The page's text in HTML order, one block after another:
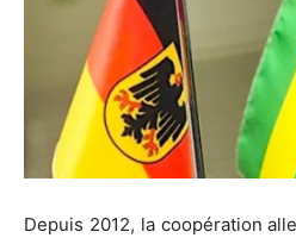
Depuis 2012, la coopération